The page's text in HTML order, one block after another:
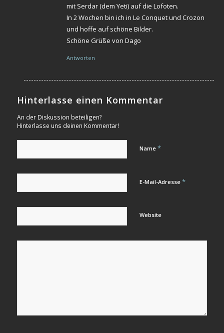
mit Serdar (dem Yeti) auf die Lofoten.
In 2 Wochen bin ich in Le Conquet und Crozon
und hoffe auf schöne Bilder.
Schöne Grüße von Dago
Antworten
Hinterlasse einen Kommentar
An der Diskussion beteiligen?
Hinterlasse uns deinen Kommentar!
Name *
E-Mail-Adresse *
Website